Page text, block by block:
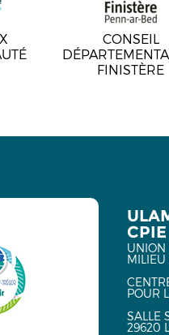
CONSEIL
FINISTÈRE
CPIE
UNION
MILIEU
POUR
SALLE
29620